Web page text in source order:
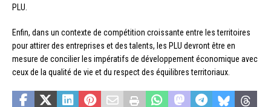
PLU.
Enfin, dans un contexte de compétition croissante entre les territoires
pour attirer des entreprises et des talents, les PLU devront être en
mesure de concilier les impératifs de développement économique avec
ceux de la qualité de vie et du respect des équilibres territoriaux.